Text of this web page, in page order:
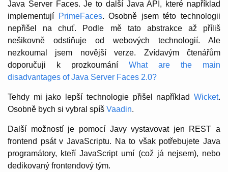
Java Server Faces. Je to další Java API, které například
implementují
PrimeFaces. Osobně jsem této technologii
nepřišel na chuť. Podle mě tato abstrakce až příliš
nešikovně odstiňuje od webových technologií. Ale
nezkoumal jsem novější verze. Zvídavým čtenářům
doporučuji k prozkoumání What are the main
disadvantages of Java Server Faces 2.0?
Tehdy mi jako lepší technologie přišel například Wicket.
Osobně bych si vybral spíš Vaadin.
Další možností je pomocí Javy vystavovat jen REST a
frontend psát v JavaScriptu. Na to však potřebujete Java
programátory, kteří JavaScript umí (což já nejsem), nebo
dedikovaný frontendový tým.